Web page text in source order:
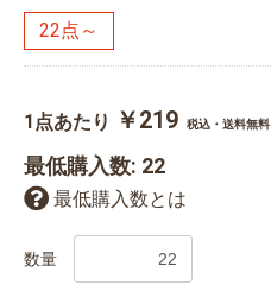
22点～
1点あたり ￥219 税込・送料無料
最低購入数: 22
最低購入数とは
数量